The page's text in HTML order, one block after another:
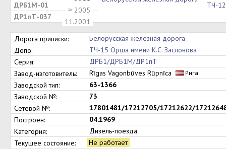
ТЧ-
ДРБ1М-01
≈ 2005
ДР1пТ-037
11.2001
Дорога приписки:
Белорусская железная дорога
Депо:
ТЧ-15 Орша имени К.С. Заслонова
Серия:
ДРБ1/ДРБ1М/ДР1пТ
Завод-изготовитель:
Rīgas Vagonbūves Rūpnīca Рига
Заводской тип:
63-1366
Заводской №:
73
Сетевой №:
17801481/17212705/17212622/
Построен:
04.1969
Категория:
Дизель-поезда
Текущее состояние:
Не работает